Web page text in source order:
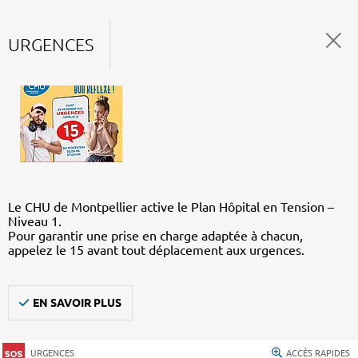
URGENCES
Le CHU de Montpellier active le Plan Hôpital en Tension –
Niveau 1.
Pour garantir une prise en charge adaptée à chacun,
appelez le 15 avant tout déplacement aux urgences.
EN SAVOIR PLUS
URGENCES ACCÈS RAPIDES